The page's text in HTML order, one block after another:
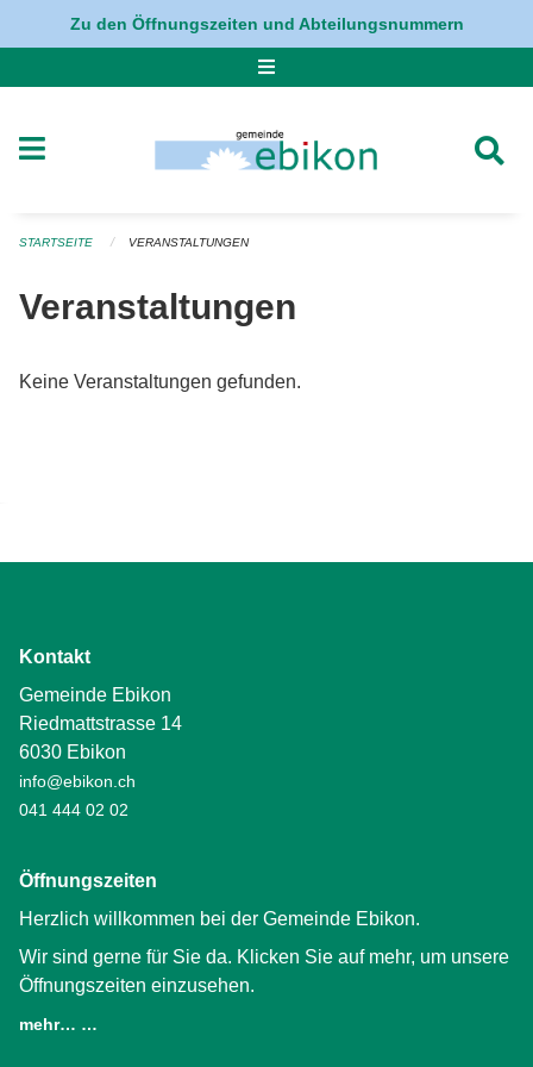
Navigation überspringen
Zu den Öffnungszeiten und Abteilungsnummern
STARTSEITE VERANSTALTUNGEN
Veranstaltungen
Keine Veranstaltungen gefunden.
Kontakt
Gemeinde Ebikon
Riedmattstrasse 14
6030 Ebikon
info@ebikon.ch
041 444 02 02
Öffnungszeiten
Herzlich willkommen bei der Gemeinde Ebikon.
Wir sind gerne für Sie da. Klicken Sie auf mehr, um unsere
Öffnungszeiten einzusehen.
mehr… …